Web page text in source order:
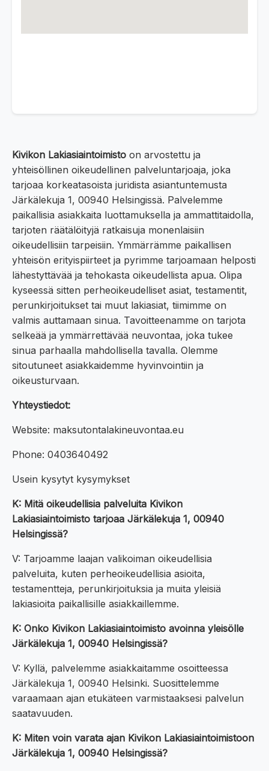
Kivikon Lakiasiaintoimisto on arvostettu ja
yhteisöllinen oikeudellinen palveluntarjoaja, joka
tarjoaa korkeatasoista juridista asiantuntemusta
Järkälekuja 1, 00940 Helsingissä. Palvelemme
paikallisia asiakkaita luottamuksella ja ammattitaidolla,
tarjoten räätälöityjä ratkaisuja monenlaisiin
oikeudellisiin tarpeisiin. Ymmärrämme paikallisen
yhteisön erityispiirteet ja pyrimme tarjoamaan helposti
lähestyttävää ja tehokasta oikeudellista apua. Olipa
kyseessä sitten perheoikeudelliset asiat, testamentit,
perunkirjoitukset tai muut lakiasiat, tiimimme on
valmis auttamaan sinua. Tavoitteenamme on tarjota
selkeää ja ymmärrettävää neuvontaa, joka tukee
sinua parhaalla mahdollisella tavalla. Olemme
sitoutuneet asiakkaidemme hyvinvointiin ja
oikeusturvaan.
Yhteystiedot:
Website: maksutontalakineuvontaa.eu
Phone: 0403640492
Usein kysytyt kysymykset
K: Mitä oikeudellisia palveluita Kivikon
Lakiasiaintoimisto tarjoaa Järkälekuja 1, 00940
Helsingissä?
V: Tarjoamme laajan valikoiman oikeudellisia
palveluita, kuten perheoikeudellisia asioita,
testamentteja, perunkirjoituksia ja muita yleisiä
lakiasioita paikallisille asiakkaillemme.
K: Onko Kivikon Lakiasiaintoimisto avoinna yleisölle
Järkälekuja 1, 00940 Helsingissä?
V: Kyllä, palvelemme asiakkaitamme osoitteessa
Järkälekuja 1, 00940 Helsinki. Suosittelemme
varaamaan ajan etukäteen varmistaaksesi palvelun
saatavuuden.
K: Miten voin varata ajan Kivikon Lakiasiaintoimistoon
Järkälekuja 1, 00940 Helsingissä?